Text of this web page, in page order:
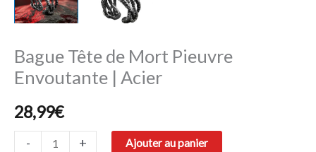
Bague Tête de Mort Pieuvre
Envoutante | Acier
28,99€
- + Ajouter au panier